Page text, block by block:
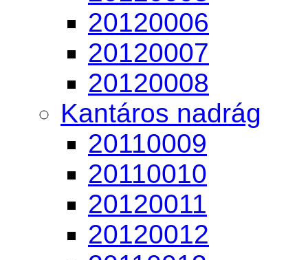
20120006
20120007
20120008
Kantáros nadrág
20110009
20110010
20120011
20120012